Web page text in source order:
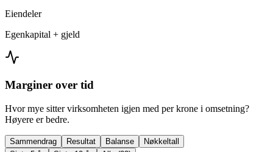
Eiendeler
Egenkapital + gjeld
Marginer over tid
Hvor mye sitter virksomheten igjen med per krone i omsetning?
Høyere er bedre.
Sammendrag Resultat Balanse
Nøkkeltall